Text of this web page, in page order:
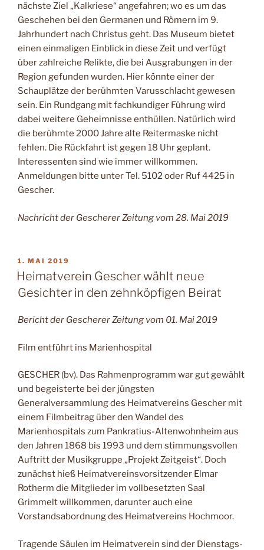
nächste Ziel „Kalkriese“ angefahren; wo es um das
Geschehen bei den Germanen und Römern im 9.
Jahrhundert nach Christus geht. Das Museum bietet
einen einmaligen Einblick in diese Zeit und verfügt
über zahlreiche Relikte, die bei Ausgrabungen in der
Region gefunden wurden. Hier könnte einer der
Schauplätze der berühmten Varusschlacht gewesen
sein. Ein Rundgang mit fachkundiger Führung wird
dabei weitere Geheimnisse enthüllen. Natürlich wird
die berühmte 2000 Jahre alte Reitermaske nicht
fehlen. Die Rückfahrt ist gegen 18 Uhr geplant.
Interessenten sind wie immer willkommen.
Anmeldungen bitte unter Tel. 5102 oder Ruf 4425 in
Gescher.
Nachricht der Gescherer Zeitung vom 28. Mai 2019
VERÖFFENTLICHT
AM
1. MAI 2019
Heimatverein Gescher wählt neue
Gesichter in den zehnköpfigen Beirat
Bericht der Gescherer Zeitung vom 01. Mai 2019
Film entführt ins Marienhospital
GESCHER (bv). Das Rahmenprogramm war gut gewählt
und begeisterte bei der jüngsten
Generalversammlung des Heimatvereins Gescher mit
einem Filmbeitrag über den Wandel des
Marienhospitals zum Pankratius-Altenwohnheim aus
den Jahren 1868 bis 1993 und dem stimmungsvollen
Auftritt der Musikgruppe „Projekt Zeitgeist“. Doch
zunächst hieß Heimatvereins­vorsitzender Elmar
Rotherm die Mitglieder im vollbesetzten Saal
Grimmelt willkommen, darunter auch eine
Vorstandsabordnung des Heimatvereins Hochmoor.
Tragende Säulen im Hei­matverein sind der Dienstags-